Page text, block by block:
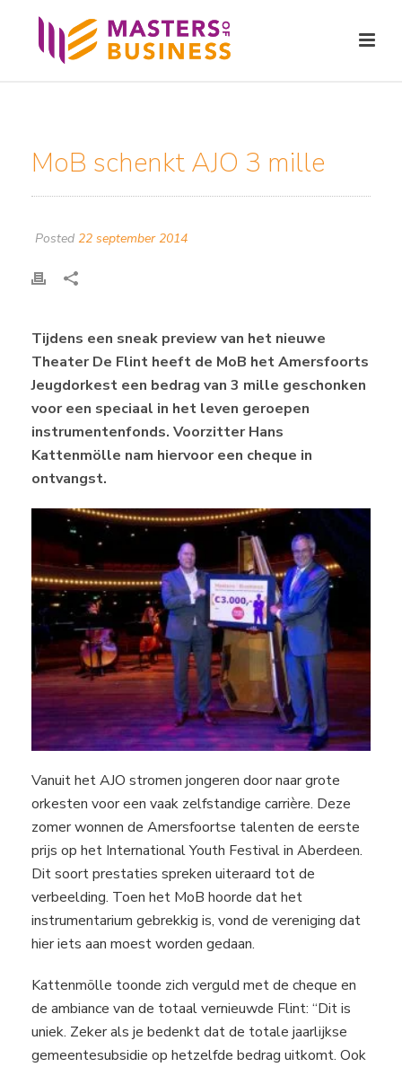
MoB schenkt AJO 3 mille
Posted 22 september 2014
Tijdens een sneak preview van het nieuwe
Theater De Flint heeft de MoB het Amersfoorts
Jeugdorkest een bedrag van 3 mille geschonken
voor een speciaal in het leven geroepen
instrumentenfonds. Voorzitter Hans
Kattenmölle nam hiervoor een cheque in
ontvangst.
Vanuit het AJO stromen jongeren door naar grote
orkesten voor een vaak zelfstandige carrière. Deze
zomer wonnen de Amersfoortse talenten de eerste
prijs op het International Youth Festival in Aberdeen.
Dit soort prestaties spreken uiteraard tot de
verbeelding. Toen het MoB hoorde dat het
instrumentarium gebrekkig is, vond de vereniging dat
hier iets aan moest worden gedaan.
Kattenmölle toonde zich verguld met de cheque en
de ambiance van de totaal vernieuwde Flint: “Dit is
uniek. Zeker als je bedenkt dat de totale jaarlijkse
gemeentesubsidie op hetzelfde bedrag uitkomt. Ook